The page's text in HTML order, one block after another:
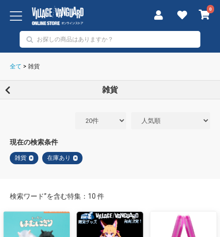
0
全て > 雑貨
雑貨
現在の検索条件
雑貨 × 在庫あり ×
検索ワード”を含む特集：10 件